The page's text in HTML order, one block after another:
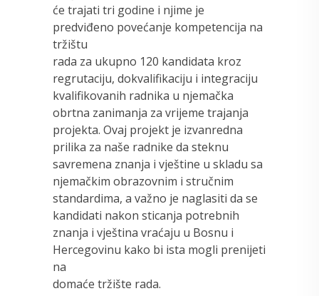
će trajati tri godine i njime je
predviđeno povećanje kompetencija na
tržištu
rada za ukupno 120 kandidata kroz
regrutaciju, dokvalifikaciju i integraciju
kvalifikovanih radnika u njemačka
obrtna zanimanja za vrijeme trajanja
projekta. Ovaj projekt je izvanredna
prilika za naše radnike da steknu
savremena znanja i vještine u skladu sa
njemačkim obrazovnim i stručnim
standardima, a važno je naglasiti da se
kandidati nakon sticanja potrebnih
znanja i vještina vraćaju u Bosnu i
Hercegovinu kako bi ista mogli prenijeti
na
domaće tržište rada.